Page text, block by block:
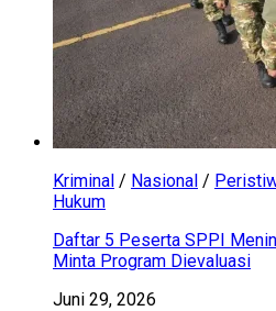
Kriminal / Nasional /
Hukum
Daftar 5 Peserta SPPI
Minta Program Dievaluasi
Juni 29, 2026